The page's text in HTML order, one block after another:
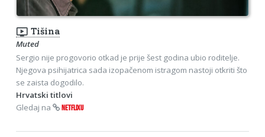
ondemand_video Tišina
Muted
Sergio nije progovorio otkad je prije šest godina ubio roditelje.
Njegova psihijatrica sada izopačenom istragom nastoji otkriti što
se zaista dogodilo.
Hrvatski titlovi
Gledaj na
NETFLIXU